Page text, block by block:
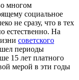
многом
социальное
не сразу, что в тех
естественно. На
советского
периоды
15 лет платного
мерой в эти годы